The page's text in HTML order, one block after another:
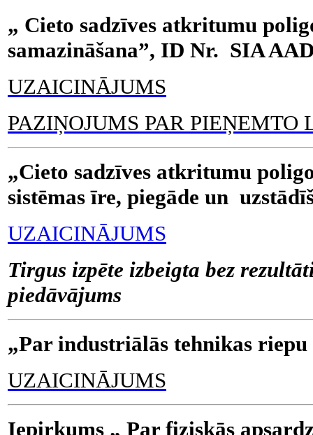
„ Cieto sadzīves atkritumu
samazināšana”, ID Nr. SIA
UZAICINĀJUMS
PAZIŅOJUMS PAR
„Cieto sadzīves atkritumu
sistēmas īre, piegāde un
UZAICINĀJUMS
Tirgus izpēte izbeigta bez
piedāvājums
„Par industriālās tehnikas
UZAICINĀJUMS
Iepirkums „ Par fiziskās